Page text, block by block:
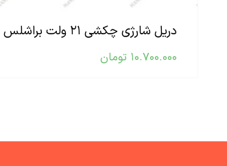
دریل شارژی چکشی ۲۱ ولت براشلس آمازون
۱۰.۷۰۰.۰۰۰ تومان